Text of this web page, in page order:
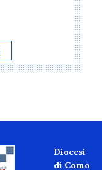
Diocesi
di Como